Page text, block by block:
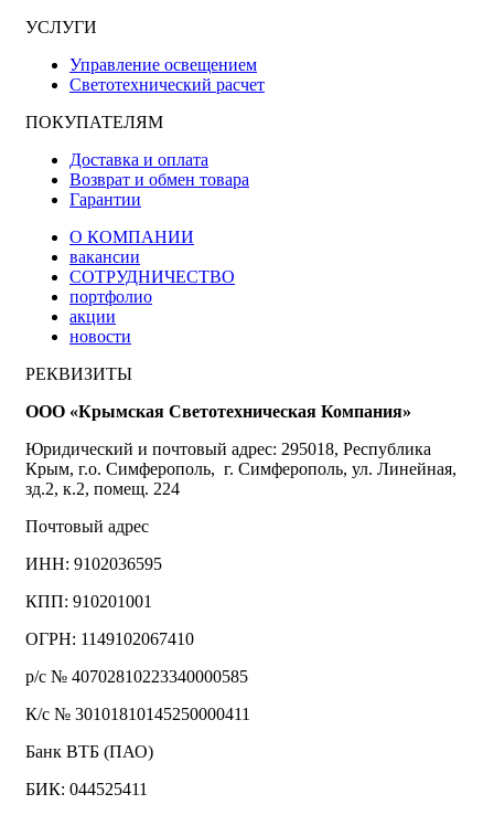
УСЛУГИ
Управление освещением
Светотехнический расчет
ПОКУПАТЕЛЯМ
Доставка и оплата
Возврат и обмен товара
Гарантии
О КОМПАНИИ
вакансии
СОТРУДНИЧЕСТВО
портфолио
акции
новости
РЕКВИЗИТЫ
ООО «Крымская Светотехническая Компания»
Юридический и почтовый адрес: 295018, Республика
Крым, г.о. Симферополь, г. Симферополь, ул. Линейная,
зд.2, к.2, помещ. 224
Почтовый адрес
ИНН: 9102036595
КПП: 910201001
ОГРН: 1149102067410
р/с № 40702810223340000585
К/с № 30101810145250000411
Банк ВТБ (ПАО)
БИК: 044525411